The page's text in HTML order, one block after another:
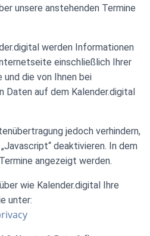
unsere anstehenden Termine
werden Informationen
einschließlich Ihrer
die von Ihnen bei
Daten auf dem Kalender.digital
jedoch verhindern,
deaktivieren. In dem
angezeigt werden.
wie Kalender.digital Ihre
unter: